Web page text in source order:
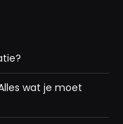
wat je moet